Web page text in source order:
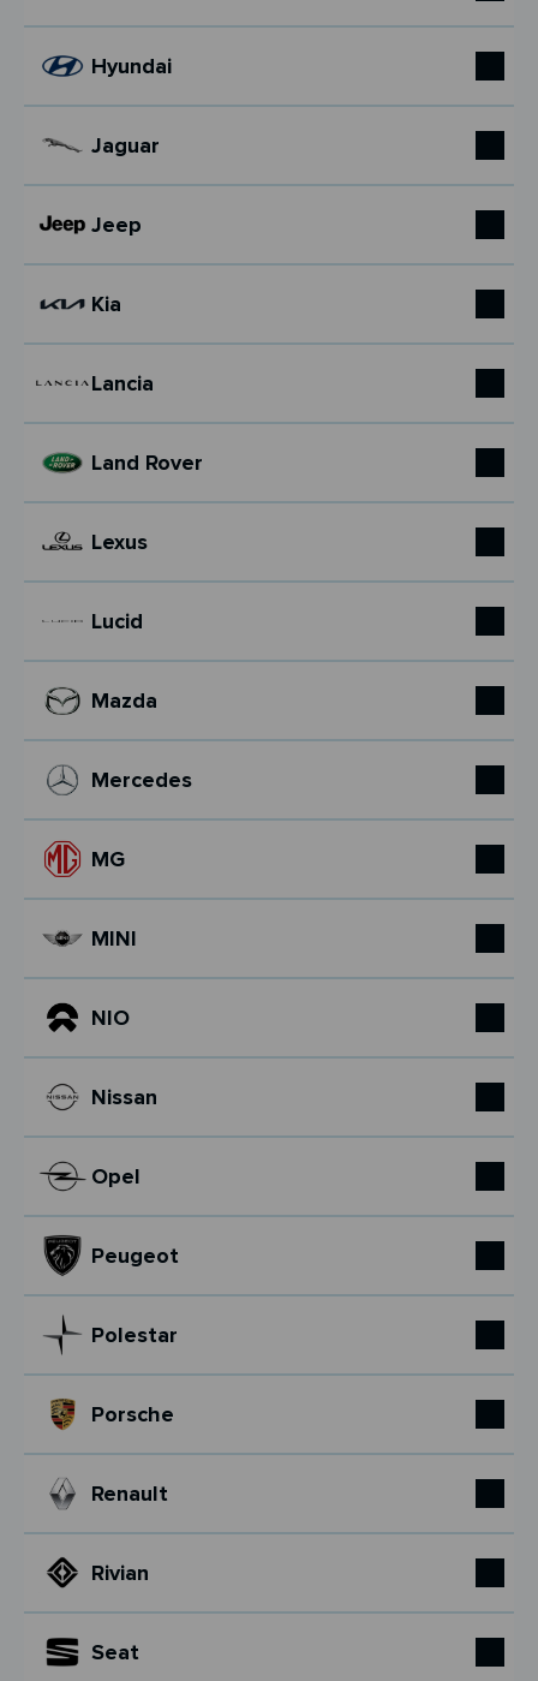
Hyundai
Jaguar
Jeep
Kia
Lancia
Land Rover
Lexus
Lucid
Mazda
Mercedes
MG
MINI
NIO
Nissan
Opel
Peugeot
Polestar
Porsche
Renault
Rivian
Seat